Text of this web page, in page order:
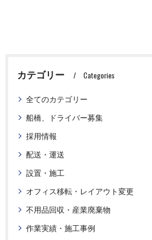
カテゴリー Categories
全てのカテゴリー
船橋、ドライバー募集
採用情報
配送・運送
設置・施工
オフィス移転・レイアウト変更
不用品回収・産業廃棄物
作業実績・施工事例